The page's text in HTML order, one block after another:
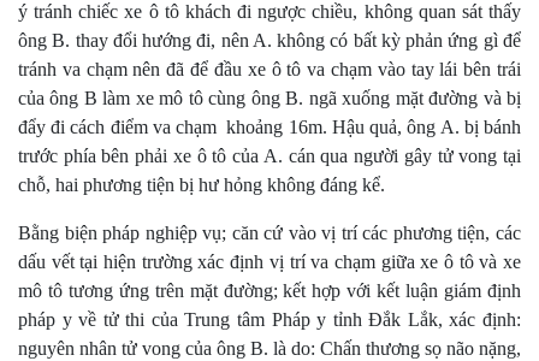
ý tránh chiếc xe ô tô khách đi ngược chiều, không quan sát thấy
ông B. thay đổi hướng đi, nên A. không có bất kỳ phản ứng gì để
tránh va chạm nên đã để đầu xe ô tô va chạm vào tay lái bên trái
của ông B làm xe mô tô cùng ông B. ngã xuống mặt đường và bị
đẩy đi cách điểm va chạm khoảng 16m. Hậu quả, ông A. bị bánh
trước phía bên phải xe ô tô của A. cán qua người gây tử vong tại
chỗ, hai phương tiện bị hư hỏng không đáng kể.
Bằng biện pháp nghiệp vụ; căn cứ vào vị trí các phương tiện, các
dấu vết tại hiện trường xác định vị trí va chạm giữa xe ô tô và xe
mô tô tương ứng trên mặt đường; kết hợp với kết luận giám định
pháp y về tử thi của Trung tâm Pháp y tỉnh Đắk Lắk, xác định:
nguyên nhân tử vong của ông B. là do: Chấn thương sọ não nặng,